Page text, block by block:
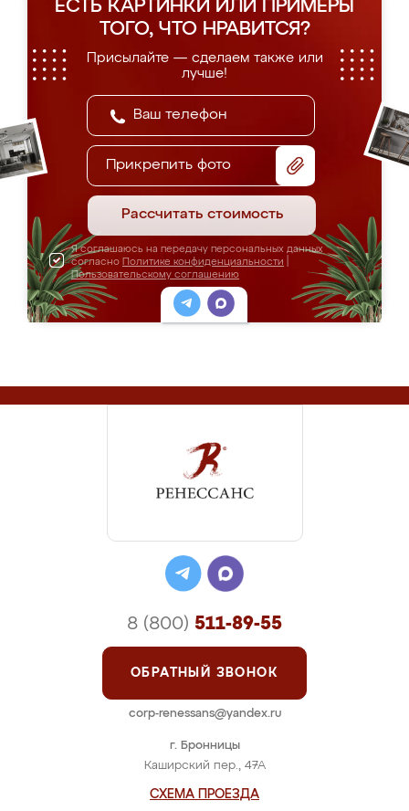
ЕСТЬ КАРТИНКИ ИЛИ ПРИМЕРЫ
ТОГО, ЧТО НРАВИТСЯ?
Присылайте — сделаем также или
лучше!
Прикрепить фото
Рассчитать стоимость
Я соглашаюсь на передачу персональных данных
согласно Политике конфиденциальности
Пользовательскому соглашению
г. Бронницы
Каширский пер., 47А
СХЕМА ПРОЕЗДА
8 (800) 511-89-55
ОБРАТНЫЙ ЗВОНОК
corp-renessans@yandex.ru